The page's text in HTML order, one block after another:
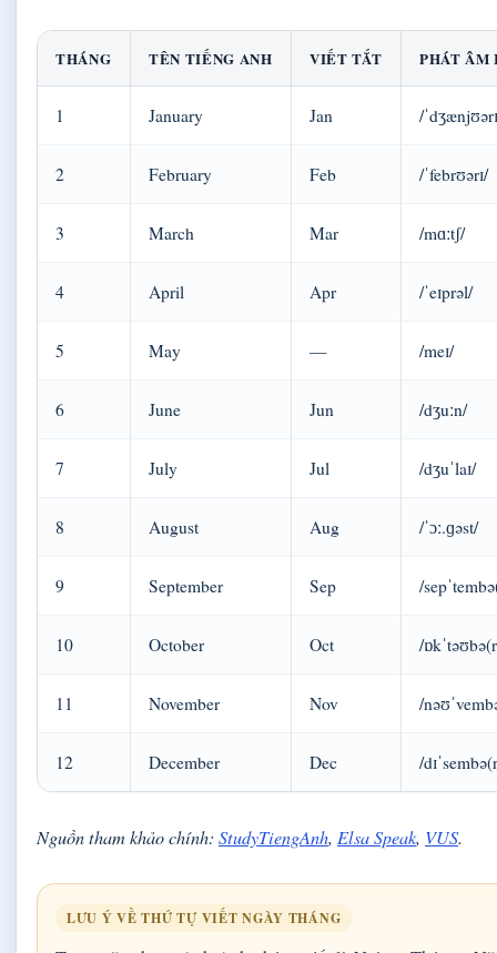
THÁNG TÊN TIẾNG ANH VIẾT TẮT PHÁT ÂM
1 January Jan /
2 February Feb /ˈfebrʊərɪ/
3 March Mar /mɑːtʃ/
4 April Apr /ˈeɪprəl/
5 May — /meɪ/
6 June Jun /dʒuːn/
7 July Jul /dʒuˈlaɪ/
8 August Aug /ˈɔː.ɡəst/
9 September Sep /
10 October Oct /
11 November Nov /
12 December Dec /
Nguồn tham khảo chính: StudyTiengAnh, Elsa Speak, VUS.
LƯU Ý VỀ THỨ TỰ VIẾT NGÀY THÁNG